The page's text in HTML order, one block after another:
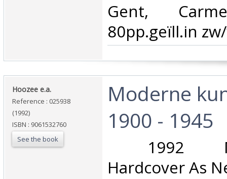
‎Gent,
80pp.geïll.in
‎Hoozee e.a.‎
Reference : 025938
(1992)
ISBN : 9061532760
See the book
‎Moderne
1900 - 1945‎
1992
Hardcover As